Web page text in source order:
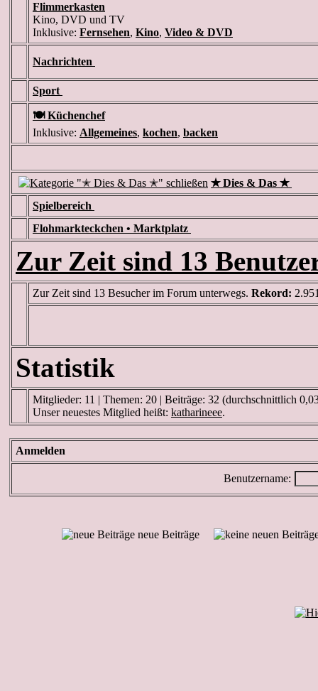
Flimmerkasten
Kino, DVD und TV
Inklusive: Fernsehen, Kino, Video & DVD
Nachrichten
Sport
🍽️ Küchenchef
Inklusive: Allgemeines, kochen, backen
✭ Dies & Das ✭
Spielbereich
Flohmarkteckchen • Marktplatz
Zur Zeit sind 13
Zur Zeit sind 13 Besucher im Forum unterwegs. Rekord:
Statistik
Mitglieder: 11 | Themen: 20 | Beiträge: 32 (durchschnittlich
Unser neuestes Mitglied heißt: katharineee.
Anmelden
Benutzername:
neue Beiträge